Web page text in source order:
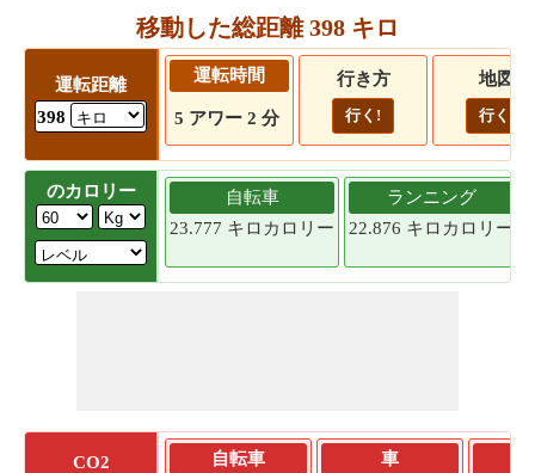
移動した総距離 398 キロ
運転距離
398
運転時間
5 アワー 2 分
行き方
行く!
地図
行く!
のカロリー
自転車
23.777 キロカロリー
ランニング
22.876 キロカロリー
CO2
自転車
車